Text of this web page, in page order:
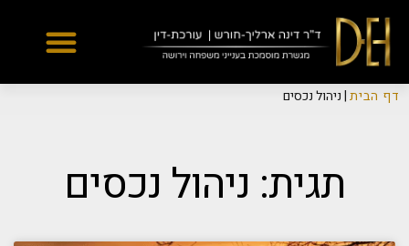
Yes
...
דף הבית|ניהול נכסים
תגית: ניהול נכסים